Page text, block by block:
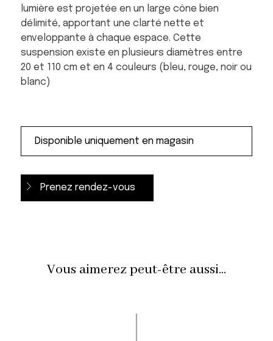
lumière est projetée en un large cône bien
délimité, apportant une clarté nette et
enveloppante à chaque espace. Cette
suspension existe en plusieurs diamètres entre
20 et 110 cm et en 4 couleurs (bleu, rouge, noir ou
blanc)
Prenez rendez-vous
Vous aimerez peut-être aussi...